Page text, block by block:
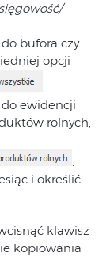
bufora czy
opcji
.
do ewidencji
rolnych,
.
i określić
klawisz
kopiowania